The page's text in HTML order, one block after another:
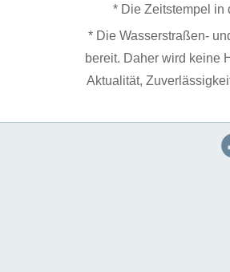
* Die Zeitstempel in
* Die Wasserstraßen-
bereit. Daher wird keine
Aktualität,